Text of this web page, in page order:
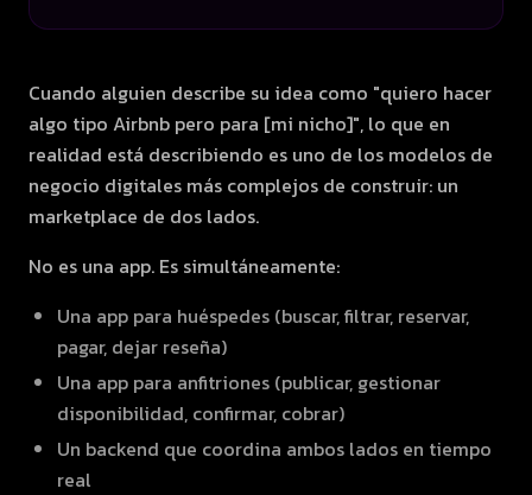
Cuando alguien describe su idea como "quiero hacer
algo tipo Airbnb pero para [mi nicho]", lo que en
realidad está describiendo es uno de los modelos de
negocio digitales más complejos de construir: un
marketplace de dos lados.
No es una app. Es simultáneamente:
Una app para huéspedes (buscar, filtrar, reservar,
pagar, dejar reseña)
Una app para anfitriones (publicar, gestionar
disponibilidad, confirmar, cobrar)
Un backend que coordina ambos lados en tiempo
real